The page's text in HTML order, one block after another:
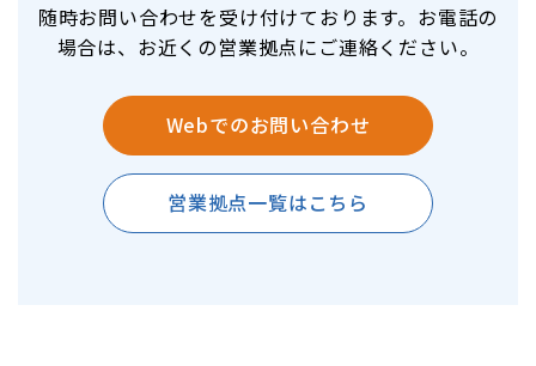
随時お問い合わせを受け付けております。お電話の
場合は、お近くの営業拠点にご連絡ください。
Webでのお問い合わせ
営業拠点一覧はこちら